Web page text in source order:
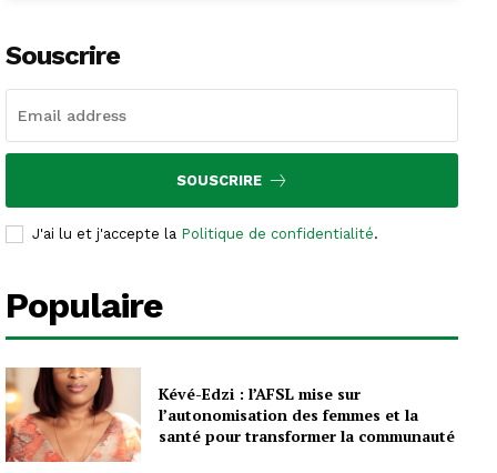
Souscrire
SOUSCRIRE
J'ai lu et j'accepte la Politique de confidentialité.
Populaire
Kévé-Edzi : l’AFSL mise sur
l’autonomisation des femmes et la
santé pour transformer la communauté